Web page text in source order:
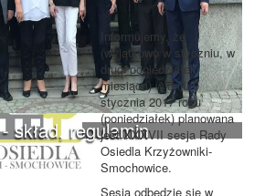
skład, regulamin
Informujemy, że
(wyjątkowo w styczniu, w
drugi poniedziałek
miesiąca) w dniu 9
stycznia 2017 roku
(poniedziałek) planowana
jest XXXVII sesja Rady
Osiedla Krzyżowniki-
Smochowice.
Sesja odbędzie się w